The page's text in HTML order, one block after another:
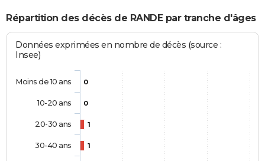
Répartition des décès de RANDE par tranche d'âges
Données exprimées en nombre de décès (source :
Insee)
0
0
1
1
Moins de 10 ans
10-20 ans
20-30 ans
30-40 ans